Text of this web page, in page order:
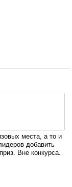
места, а то и
добавить
Вне конкурса.